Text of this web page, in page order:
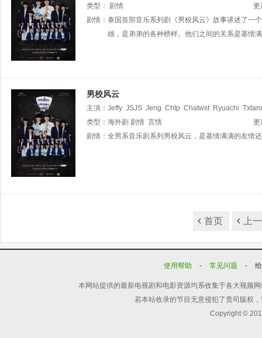
类型：
剧情
更
剧情： 泰国首部音乐系列剧《男校风云》故事讲述了一
雄，是弟弟的各种榜样。他们之间的关系是基情
男校风云
主演： Jeffy JSJS Jeng Chtp Chatwst Ryuachi
类型： 海外剧 剧情 言情
更
剧情： 全男系音乐剧系列男校风云，是基情满满的友情
首页 上
使用帮助 - 常见问题 -
本网站提供的最新电视剧和电影资源均系收集于各大视频
若本站收录的节目无意侵犯了贵司版权
Copyright ©